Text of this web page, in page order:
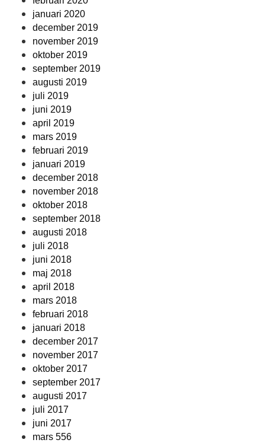
januari 2020
december 2019
november 2019
oktober 2019
september 2019
augusti 2019
juli 2019
juni 2019
april 2019
mars 2019
februari 2019
januari 2019
december 2018
november 2018
oktober 2018
september 2018
augusti 2018
juli 2018
juni 2018
maj 2018
april 2018
mars 2018
februari 2018
januari 2018
december 2017
november 2017
oktober 2017
september 2017
augusti 2017
juli 2017
juni 2017
mars 556